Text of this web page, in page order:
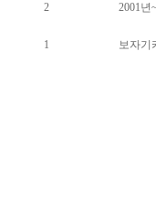
2 2001년
1 보자기